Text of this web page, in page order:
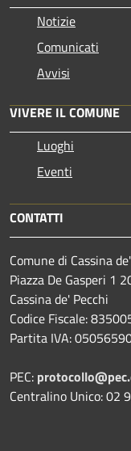
Notizie
Comunicati
Avvisi
VIVERE IL COMUNE
Luoghi
Eventi
CONTATTI
Comune di Cassina
Piazza De Gasperi 1
Cassina de' Pecchi
Codice Fiscale:
Partita IVA:
PEC:
Centralino Unico: 02